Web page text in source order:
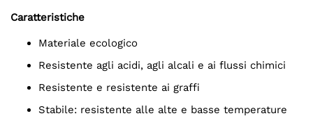
Caratteristiche
Materiale ecologico
Resistente agli acidi, agli alcali e ai flussi chimici
Resistente e resistente ai graffi
Stabile: resistente alle alte e basse temperature